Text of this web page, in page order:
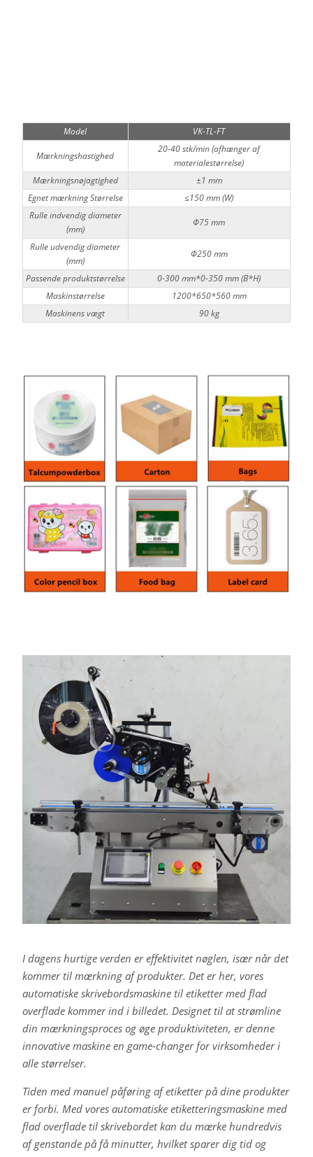
Model VK-TL-FT
Mærkningshastighed
20-40 stk/min (afhænger af
materialestørrelse)
Mærkningsnøjagtighed
±1 mm
Egnet mærkning Størrelse
≤150 mm (W)
Rulle indvendig diameter
(mm)
Φ75 mm
Rulle udvendig diameter
(mm)
Φ250 mm
Passende produktstørrelse
0-300 mm*0-350 mm (B*H)
Maskinstørrelse
1200*650*560 mm
Maskinens vægt
90 kg
I dagens hurtige verden er effektivitet nøglen, især når det
kommer til mærkning af produkter. Det er her, vores
automatiske skrivebordsmaskine til etiketter med flad
overflade kommer ind i billedet. Designet til at strømline
din mærkningsproces og øge produktiviteten, er denne
innovative maskine en game-changer for virksomheder i
alle størrelser.
Tiden med manuel påføring af etiketter på dine produkter
er forbi. Med vores automatiske etiketteringsmaskine med
flad overflade til skrivebordet kan du mærke hundredvis
af genstande på få minutter, hvilket sparer dig tid og